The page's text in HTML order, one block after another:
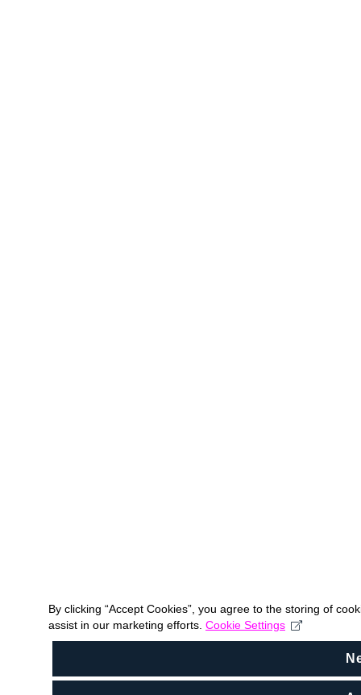
By clicking “Accept Cookies”, you agree to the storing of
assist in our marketing efforts. Cookie Settings